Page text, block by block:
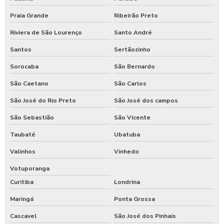
Praia Grande Ribeirão Preto
Riviera de São Lourenço Santo André
Santos Sertãozinho
Sorocaba São Bernardo
São Caetano São Carlos
São José do Rio Preto São José dos campos
São Sebastião São Vicente
Taubaté Ubatuba
Valinhos Vinhedo
Votuporanga
Curitiba
Londrina
Maringá Ponta Grossa
Cascavel São José dos Pinhais